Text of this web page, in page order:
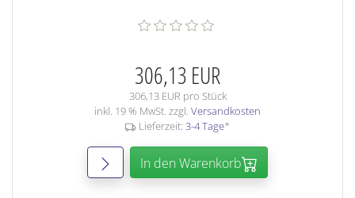
306,13 EUR
306,13 EUR pro Stück
inkl. 19 % MwSt. zzgl. Versandkosten
Lieferzeit: 3-4 Tage*
In den Warenkorb